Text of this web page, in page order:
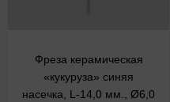
Фреза керамическая
«кукуруза» синяя
насечка, L-14,0 мм., Ø6,0